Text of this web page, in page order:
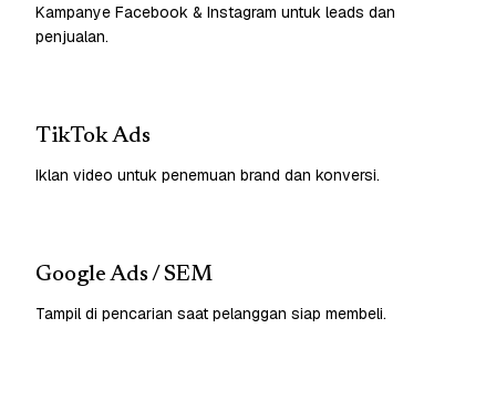
Kampanye Facebook & Instagram untuk leads dan
penjualan.
TikTok Ads
Iklan video untuk penemuan brand dan konversi.
Google Ads / SEM
Tampil di pencarian saat pelanggan siap membeli.